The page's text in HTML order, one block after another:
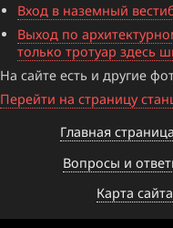
Вход в наземный
Выход по
только тротуар здесь
На сайте есть и другие
Перейти на страницу
Главная страница
Вопросы и
Карта сайта